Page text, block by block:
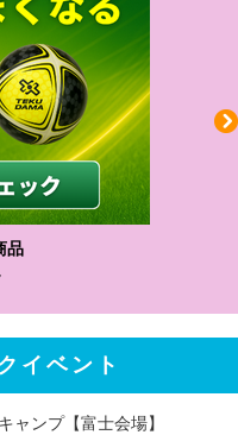
って書ける
ノート
イベント
ャンプ【富士会場】